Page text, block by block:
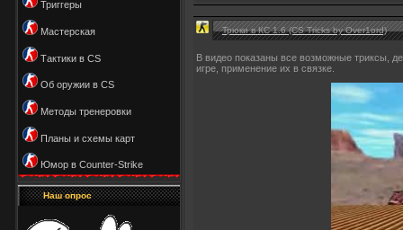
Триггеры
Мастерская
Тактики в CS
Об оружии в CS
Методы тренеровки
Планы и схемы карт
Юмор в Counter-Strike
Наш опрос
Трюки в КС 1.6 (CS Tricks by Over1ord)
В видео показаны все возможные триксы,
игре, применение их в связке.